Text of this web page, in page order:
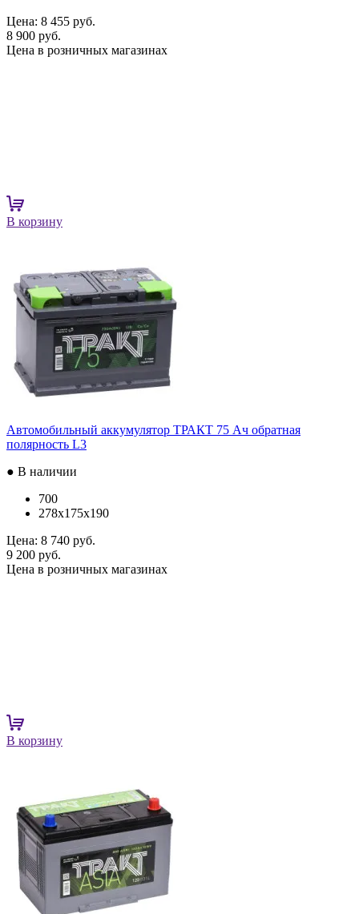
Цена: 8 455 руб.
8 900 руб.
Цена в розничных магазинах
В корзину
Автомобильный аккумулятор ТРАКТ 75 Ач обратная
полярность L3
● В наличии
700
278x175x190
Цена: 8 740 руб.
9 200 руб.
Цена в розничных магазинах
В корзину